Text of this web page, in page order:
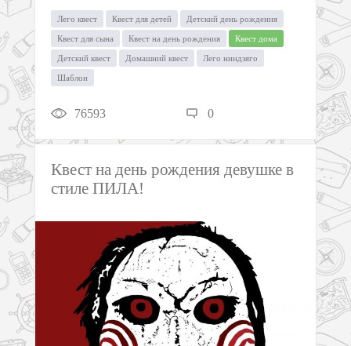
Лего квест Квест для детей Детский день рождения
Квест для сына Квест на день рождения Квест дома
Детский квест Домашний квест Лего ниндзяго
Шаблон
76593 0
Квест на день рождения девушке в
стиле ПИЛА!